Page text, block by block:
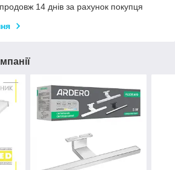
14 днів за рахунок покупця